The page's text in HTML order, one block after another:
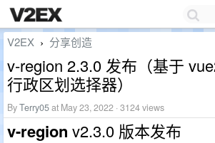
V2EX › 分享创造
v-region 2.3.0 发布（基于
行政区划选择器）
ByTerry05at May 23, 2022 · 3124 views
v-region v2.3.0 版本发布